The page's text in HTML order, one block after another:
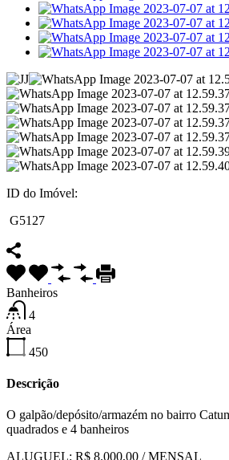
ID do Imóvel:
G5127
Banheiros
4
Área
450
Descrição
O galpão/depósito/armazém no bairro
quadrados e 4 banheiros
ALUGUEL: R$ 8.000,00 / MENSAL